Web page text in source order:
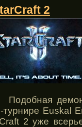
2
турнире Euskal
2 уже